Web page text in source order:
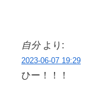
自分 より:
2023-06-07 19:29
ひー！！！